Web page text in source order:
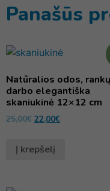
Panašūs
Natūralios odos, rankų
darbo elegantiška
skaniukinė 12×12 cm
25,00€ 22,00€
Į krepšelį